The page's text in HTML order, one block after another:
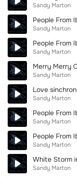
Sandy Marton
People From
Sandy Marton
People From
Sandy Marton
Merry Merry
Sandy Marton
Love
Sandy Marton
Sandy Marton
People From
Sandy Marton
White Storm
Sandy Marton